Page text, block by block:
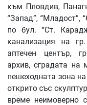
към Пловдив,
“Запад”, “Младост”,
по бул. “Ст.
канализация на
аптечен център,
архив, сградата на
пешеходната зона
открито със
време неимоверно